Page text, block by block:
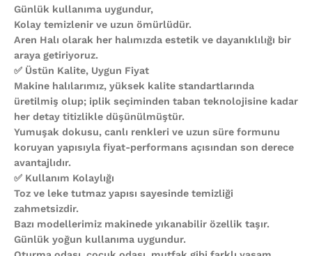
Günlük kullanıma uygundur,
Kolay temizlenir ve uzun ömürlüdür.
Aren Halı olarak her halımızda estetik ve dayanıklılığı bir
araya getiriyoruz.
✅ Üstün Kalite, Uygun Fiyat
Makine halılarımız, yüksek kalite standartlarında
üretilmiş olup; iplik seçiminden taban teknolojisine kadar
her detay titizlikle düşünülmüştür.
Yumuşak dokusu, canlı renkleri ve uzun süre formunu
koruyan yapısıyla fiyat-performans açısından son derece
avantajlıdır.
✅ Kullanım Kolaylığı
Toz ve leke tutmaz yapısı sayesinde temizliği
zahmetsizdir.
Bazı modellerimiz makinede yıkanabilir özellik taşır.
Günlük yoğun kullanıma uygundur.